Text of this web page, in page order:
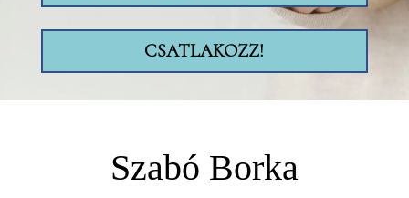
CSATLAKOZZ!
Szabó Borka